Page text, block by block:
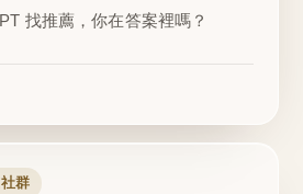
找推薦，你在答案裡嗎？
群